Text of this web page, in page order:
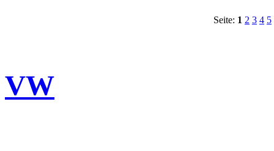
Seite: 1 2 3 4 5
VW